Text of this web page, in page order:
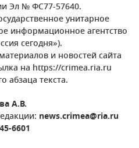
Эл № ФС77-57640.
унитарное
информационное агентство
сегодня»).
и новостей сайта
на https://crimea.ria.ru
абзаца текста.
А.В.
news.crimea@ria.ru
6601